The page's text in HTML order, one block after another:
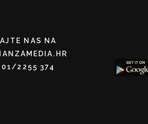
NAS NA
01/2255 374